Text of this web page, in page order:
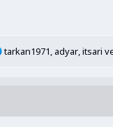
T
l
tarkan1971, adyar,itsari